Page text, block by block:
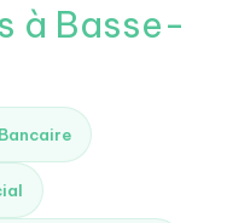
à Basse-